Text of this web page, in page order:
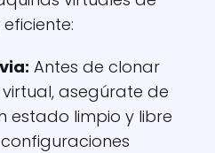
Antes de clonar
asegúrate de
estado limpio y libre